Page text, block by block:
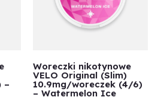
–
Woreczki nikotynowe
VELO Original (Slim)
10.9mg/woreczek (4/6)
– Watermelon Ice